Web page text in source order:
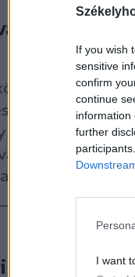
If you wish
sensitive
confirm
continue
information
further
I want
ami nem
az
a belső erőről. A
Krisztiánnal
ott
–